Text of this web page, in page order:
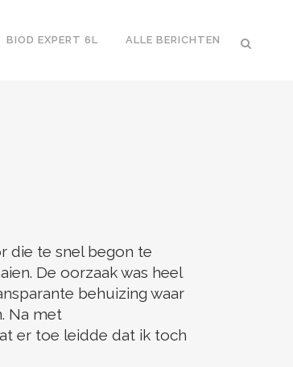
BIOD EXPERT 6L ALLE BERICHTEN
die te snel begon te
De oorzaak was heel
behuizing waar
Na met
er toe leidde dat ik toch